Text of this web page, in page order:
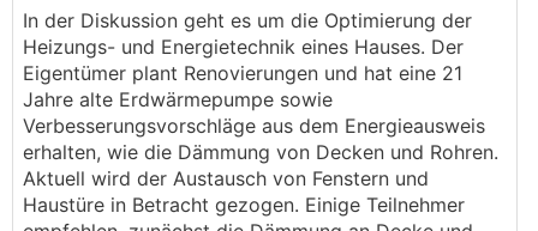
Heizenergiebedarf 7,4kWh/a (ca. 160m² WF + 72m²
Keller davon 30m² beheizt). Die Vorbesitzerin hatte
im Schnitt eine Stromrechnung von 190€. Um diesen
Betrag zu senken, überlegen wir gerade ob trotz
nicht optimaler Dachausrichtung eine PV-Anlage Sinn
macht. Mein aktueller Ansatz:
N-O: 4kWp
S-O: 1-2kWp(wenn es Platz hat)
S-W: 4kWp
In der Diskussion geht es um die Optimierung der
Heizungs- und Energietechnik eines Hauses. Der
Eigentümer plant Renovierungen und hat eine 21
Jahre alte Erdwärmepumpe sowie
Verbesserungsvorschläge aus dem Energieausweis
erhalten, wie die Dämmung von Decken und Rohren.
Aktuell wird der Austausch von Fenstern und
Haustüre in Betracht gezogen. Einige Teilnehmer